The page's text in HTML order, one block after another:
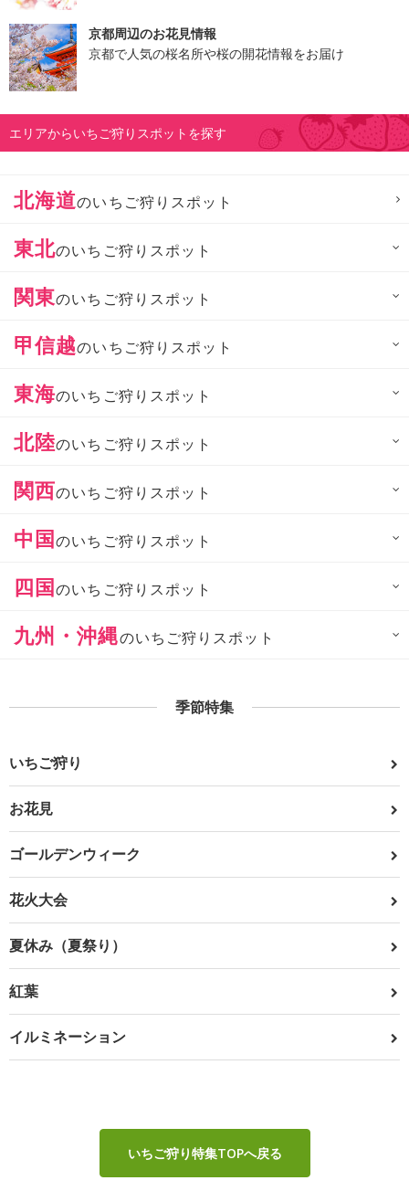
京都周辺のお花見情報
京都で人気の桜名所や桜の開花情報をお届け
エリアからいちご狩りスポットを探す
北海道のいちご狩りスポット
東北のいちご狩りスポット
関東のいちご狩りスポット
甲信越のいちご狩りスポット
東海のいちご狩りスポット
北陸のいちご狩りスポット
関西のいちご狩りスポット
中国のいちご狩りスポット
四国のいちご狩りスポット
九州・沖縄のいちご狩りスポット
季節特集
いちご狩り
お花見
ゴールデンウィーク
花火大会
夏休み（夏祭り）
紅葉
イルミネーション
いちご狩り特集TOPへ戻る